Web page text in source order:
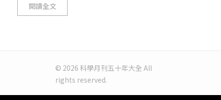
閱讀全文
© 2026 科學月刊五十年大全 All
rights reserved.